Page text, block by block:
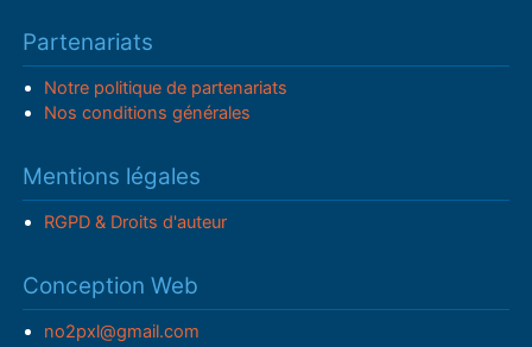
Partenariats
Notre politique de partenariats
Nos conditions générales
Mentions légales
RGPD & Droits d'auteur
Conception Web
no2pxl@gmail.com